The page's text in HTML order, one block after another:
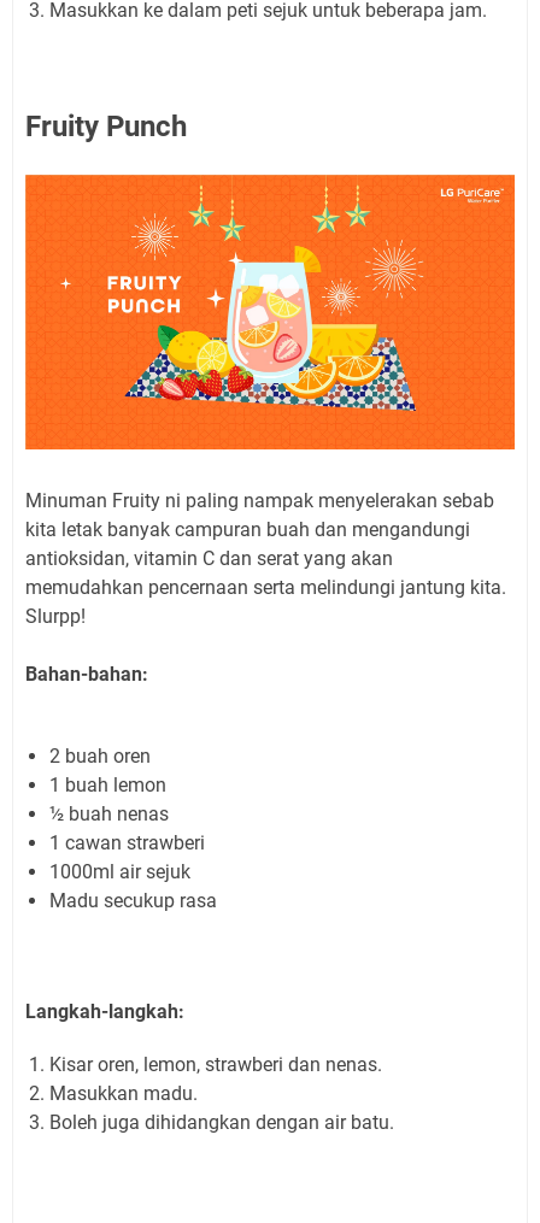
Masukkan ke dalam peti sejuk untuk beberapa jam.
Fruity Punch
Minuman Fruity ni paling nampak menyelerakan sebab
kita letak banyak campuran buah dan mengandungi
antioksidan, vitamin C dan serat yang akan
memudahkan pencernaan serta melindungi jantung kita.
Slurpp!
Bahan-bahan:
2 buah oren
1 buah lemon
½ buah nenas
1 cawan strawberi
1000ml air sejuk
Madu secukup rasa
Langkah-langkah:
Kisar oren, lemon, strawberi dan nenas.
Masukkan madu.
Boleh juga dihidangkan dengan air batu.